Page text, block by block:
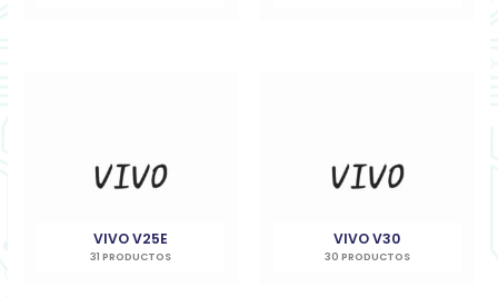
VIVO V25E
31 PRODUCTOS
VIVO V30
30 PRODUCTOS